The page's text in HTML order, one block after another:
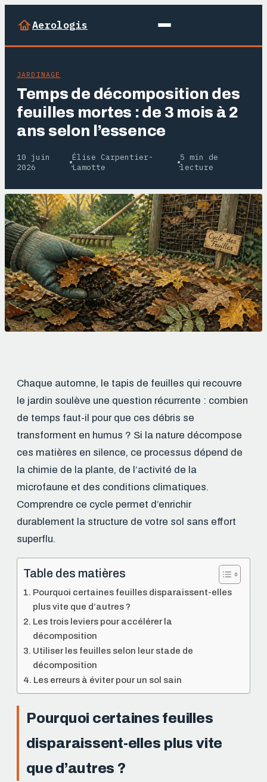
Aerologis
JARDINAGE
Temps de décomposition des
feuilles mortes : de 3 mois à 2
ans selon l’essence
10 juin
2026
·
Élise Carpentier-
Lamotte
·
5 min de
lecture
Chaque automne, le tapis de feuilles qui recouvre
le jardin soulève une question récurrente : combien
de temps faut-il pour que ces débris se
transforment en humus ? Si la nature décompose
ces matières en silence, ce processus dépend de
la chimie de la plante, de l’activité de la
microfaune et des conditions climatiques.
Comprendre ce cycle permet d’enrichir
durablement la structure de votre sol sans effort
superflu.
Table des matières
Pourquoi certaines feuilles disparaissent-elles
plus vite que d’autres ?
Les trois leviers pour accélérer la
décomposition
Utiliser les feuilles selon leur stade de
décomposition
Les erreurs à éviter pour un sol sain
Pourquoi certaines feuilles
disparaissent-elles plus vite
que d’autres ?